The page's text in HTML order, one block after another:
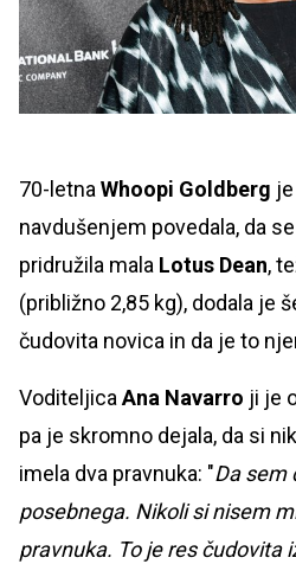
70-letna Whoopi Goldberg
navdušenjem povedala, da
pridružila mala Lotus Dean,
(približno 2,85 kg), dodala je
čudovita novica in da je to
Voditeljica Ana Navarro ji je
pa je skromno dejala, da si
imela dva pravnuka: "Da sem
posebnega. Nikoli si nisem
pravnuka. To je res čudovita